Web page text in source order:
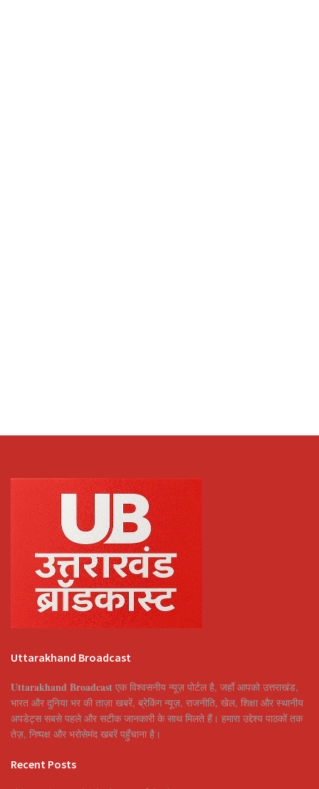
Uttarakhand Broadcast
Uttarakhand Broadcast एक विश्वसनीय न्यूज़ पोर्टल है, जहाँ आपको उत्तराखंड,
भारत और दुनिया भर की ताज़ा खबरें, ब्रेकिंग न्यूज़, राजनीति, खेल, शिक्षा और स्थानीय
अपडेट्स सबसे पहले और सटीक जानकारी के साथ मिलते हैं। हमारा उद्देश्य पाठकों तक
तेज़, निष्पक्ष और भरोसेमंद खबरें पहुँचाना है।
Recent Posts